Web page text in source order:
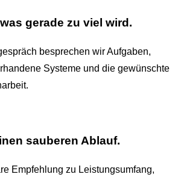
gerade zu viel wird.
besprechen wir Aufgaben,
Systeme und die gewünschte
sauberen Ablauf.
Empfehlung zu Leistungsumfang,